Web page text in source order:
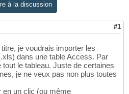
à la discussion
#1
je voudrais importer les
dans une table Access. Par
le tableau. Juste de certaines
je ne veux pas non plus toutes
en un clic (ou même